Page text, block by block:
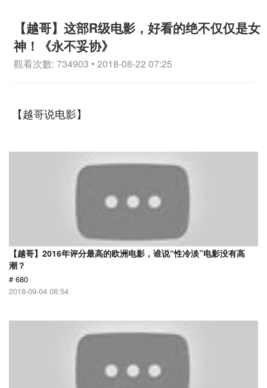
【越哥】这部R级电影，好看的绝不仅仅是女
神！《永不妥协》
觀看次數: 734903 • 2018-08-22 07:25
【越哥说电影】
【越哥】2016年评分最高的欧洲电影，谁说“性冷淡”电影没有高
潮？
# 680
2018-09-04 08:54